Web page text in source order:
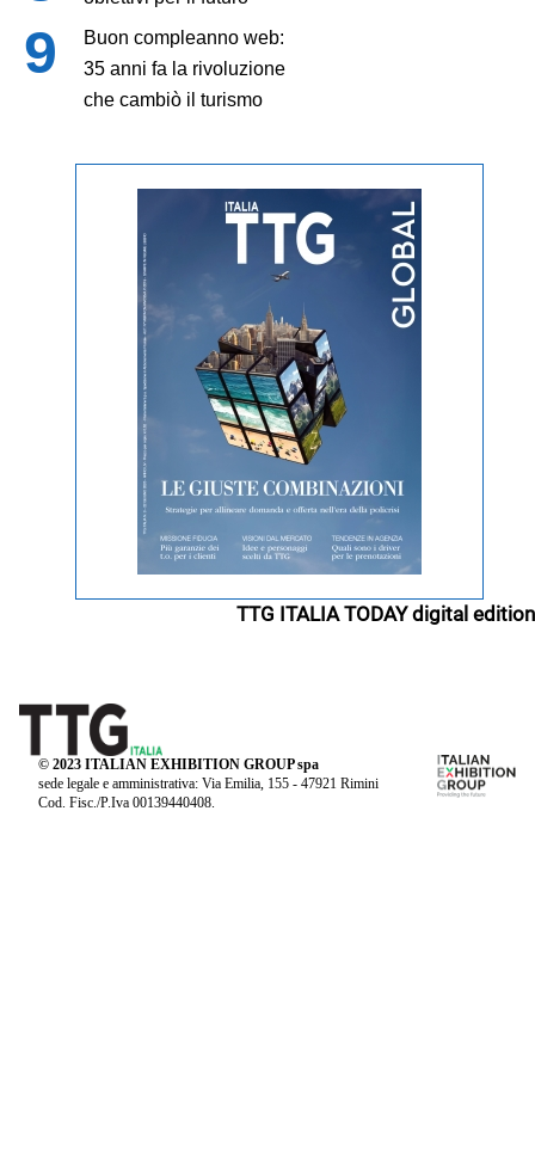
Buon compleanno web:
35 anni fa la rivoluzione
che cambiò il turismo
TTG ITALIA TODAY digital edition
© 2023 ITALIAN EXHIBITION GROUP spa
sede legale e amministrativa: Via Emilia, 155 - 47921 Rimini
Cod. Fisc./P.Iva 00139440408.